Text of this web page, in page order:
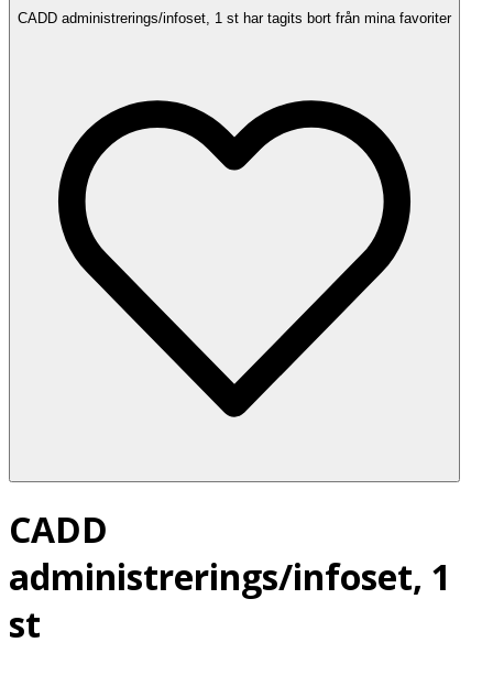
CADD administrerings/infoset, 1 st har tagits bort från mina favoriter
CADD
administrerings/infoset, 1
st